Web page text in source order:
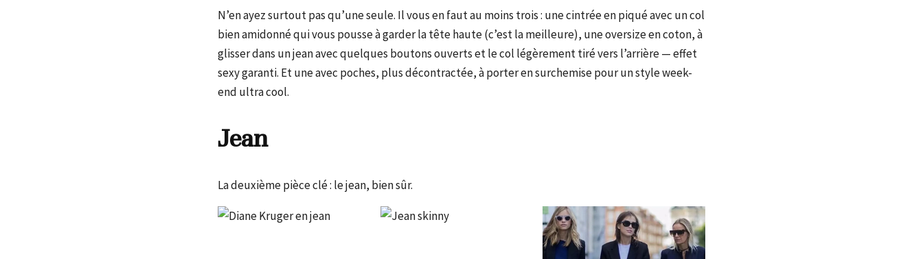
N’en ayez surtout pas qu’une seule. Il vous en faut au moins trois : une cintrée en piqué avec un col
bien amidonné qui vous pousse à garder la tête haute (c’est la meilleure), une oversize en coton, à
glisser dans un jean avec quelques boutons ouverts et le col légèrement tiré vers l’arrière — effet
sexy garanti. Et une avec poches, plus décontractée, à porter en surchemise pour un style week-
end ultra cool.
Jean
La deuxième pièce clé : le jean, bien sûr.